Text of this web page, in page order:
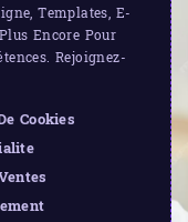
Templates, E-
Encore Pour
Rejoignez-
Cookies